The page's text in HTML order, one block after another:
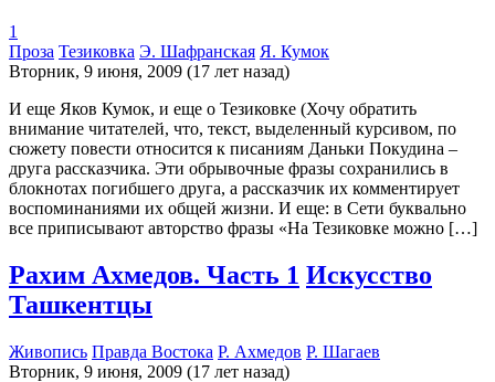
1
Проза Тезиковка Э. Шафранская Я. Кумок
Вторник, 9 июня, 2009 (17 лет назад)
И еще Яков Кумок, и еще о Тезиковке (Хочу обратить
внимание читателей, что, текст, выделенный курсивом, по
сюжету повести относится к писаниям Даньки Покудина –
друга рассказчика. Эти обрывочные фразы сохранились в
блокнотах погибшего друга, а рассказчик их комментирует
воспоминаниями их общей жизни. И еще: в Сети буквально
все приписывают авторство фразы «На Тезиковке можно […]
Рахим Ахмедов. Часть 1 Искусство
Ташкентцы
Живопись Правда Востока Р. Ахмедов Р. Шагаев
Вторник, 9 июня, 2009 (17 лет назад)